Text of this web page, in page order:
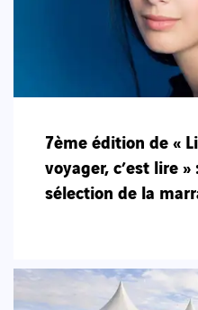
7ème édition de «
voyager, c’est lire
sélection de la